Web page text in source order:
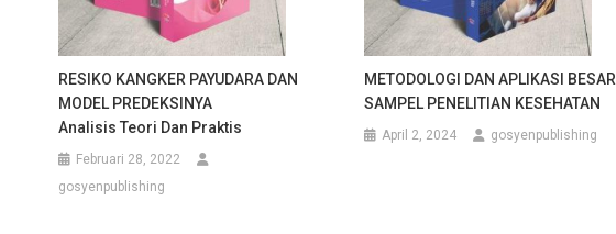
RESIKO KANGKER PAYUDARA DAN
MODEL PREDEKSINYA
Analisis Teori Dan Praktis
Februari 28, 2022
gosyenpublishing
METODOLOGI DAN APLIKASI BESAR
SAMPEL PENELITIAN KESEHATAN
April 2, 2024 gosyenpublishing